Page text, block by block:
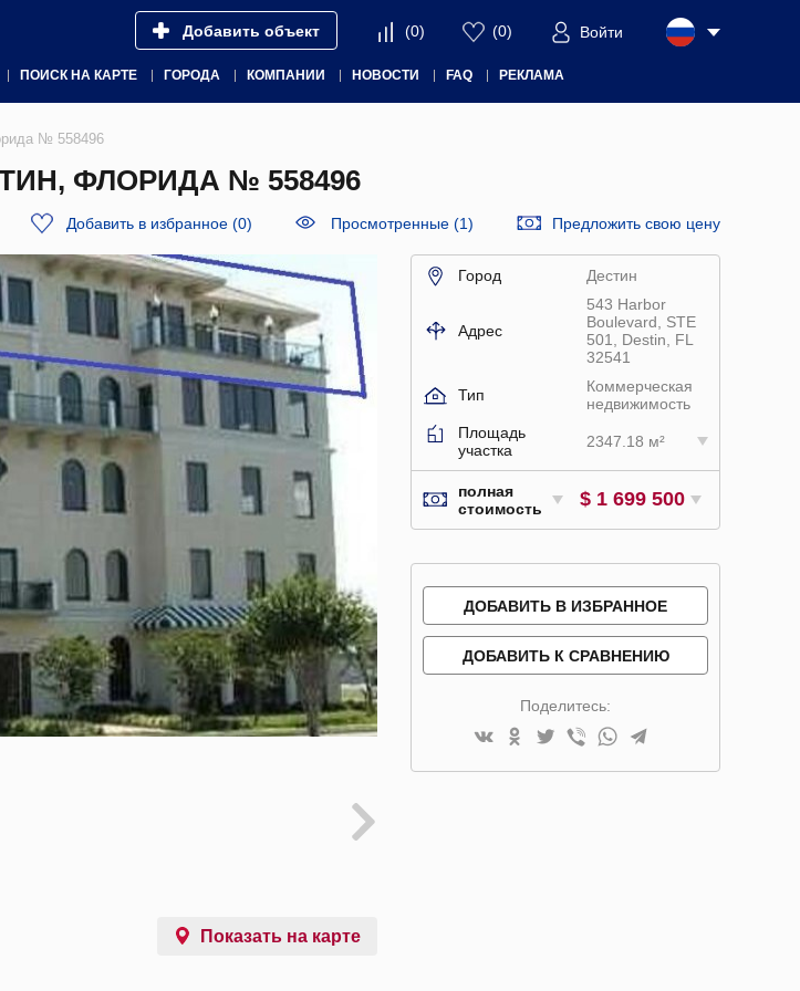
Добавить объект (0) (0) Войти
ПОИСК НА КАРТЕ ГОРОДА КОМПАНИИ НОВОСТИ FAQ РЕКЛАМА
№ 558496
ФЛОРИДА № 558496
Добавить в избранное (0) Просмотренные (1) Предложить свою цену
Показать на карте
Город Дестин
Адрес
543 Harbor
Boulevard, STE
501, Destin, FL
32541
Тип
Коммерческая
недвижимость
Площадь
участка
2347.18 м²
полная
стоимость
$ 1 699 500
ДОБАВИТЬ В ИЗБРАННОЕ
ДОБАВИТЬ К СРАВНЕНИЮ
Поделитесь: